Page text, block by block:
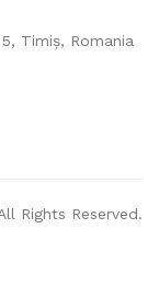
Timiș, Romania
Rights Reserved.